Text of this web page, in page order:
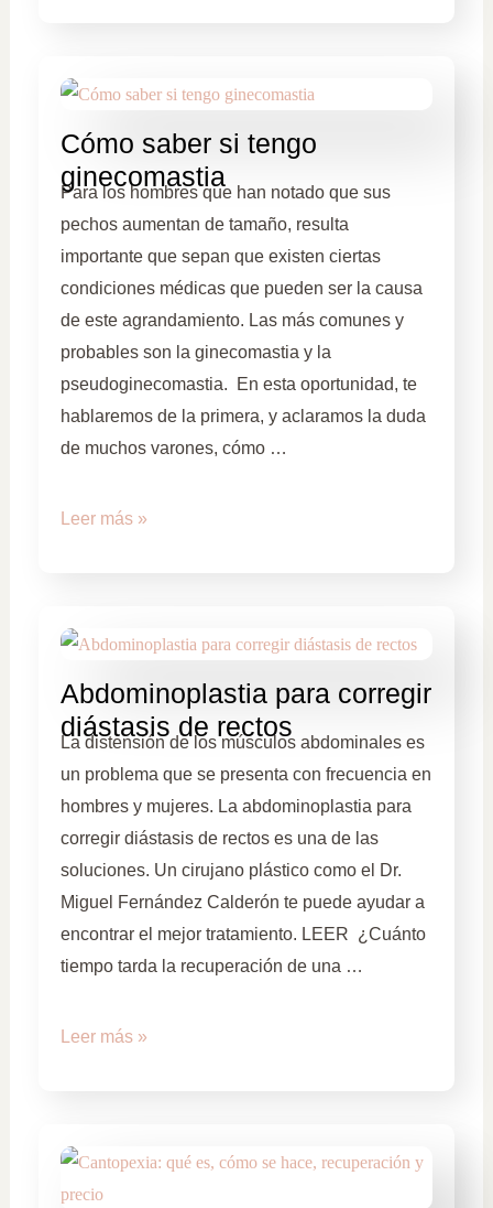
Cómo saber si tengo
ginecomastia
Para los hombres que han notado que sus
pechos aumentan de tamaño, resulta
importante que sepan que existen ciertas
condiciones médicas que pueden ser la causa
de este agrandamiento. Las más comunes y
probables son la ginecomastia y la
pseudoginecomastia. En esta oportunidad, te
hablaremos de la primera, y aclaramos la duda
de muchos varones, cómo …
Leer más »
Abdominoplastia para corregir
diástasis de rectos
La distensión de los músculos abdominales es
un problema que se presenta con frecuencia en
hombres y mujeres. La abdominoplastia para
corregir diástasis de rectos es una de las
soluciones. Un cirujano plástico como el Dr.
Miguel Fernández Calderón te puede ayudar a
encontrar el mejor tratamiento. LEER ¿Cuánto
tiempo tarda la recuperación de una …
Leer más »